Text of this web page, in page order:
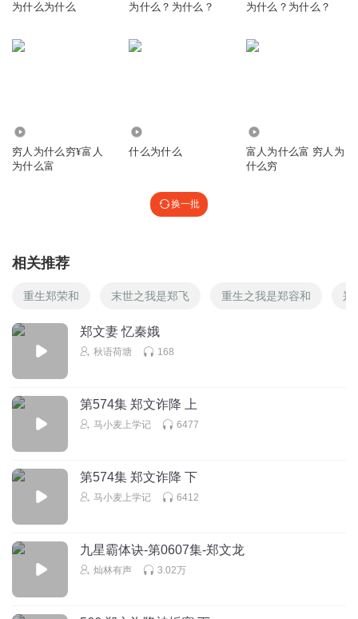
为什么为什么 为什么？为什么？ 为什么？为什么？
穷人为什么穷¥富人
为什么富
什么为什么
富人为什么富 穷人为
什么穷
换一批
相关推荐
重生郑荣和 末世之我是郑飞 重生之我是郑容和 郑
郑文妻 忆秦娥
秋语荷塘 168
第574集 郑文诈降 上
马小麦上学记 6477
第574集 郑文诈降 下
马小麦上学记 6412
九星霸体诀-第0607集-郑文龙
灿林有声 3.02万